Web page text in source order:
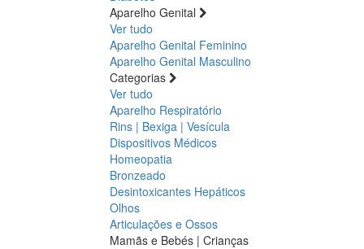
Aparelho Genital
Ver tudo
Aparelho Genital Feminino
Aparelho Genital Masculino
Categorias
Ver tudo
Aparelho Respiratório
Rins | Bexiga | Vesícula
Dispositivos Médicos
Homeopatia
Bronzeado
Desintoxicantes Hepáticos
Olhos
Articulações e Ossos
Mamãs e Bebés | Crianças